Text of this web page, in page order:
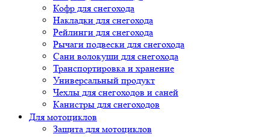
Кофр для снегохода
Накладки для снегохода
Рейлинги для снегохода
Рычаги подвески для снегохода
Сани волокуши для снегохода
Транспортировка и хранение
Универсальный продукт
Чехлы для снегоходов и саней
Канистры для снегоходов
Для мотоциклов
Защита для мотоциклов